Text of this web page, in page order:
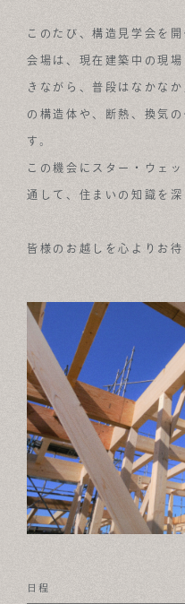
FOR
RECRUIT
CONTACT
このたび、構造見学会を開
会場は、現在建築中の現
きながら、普段はなかな
の構造体や、断熱、換気
す。
この機会にスター・ウェ
通して、住まいの知識を深
皆様のお越しを心よりお待
日程